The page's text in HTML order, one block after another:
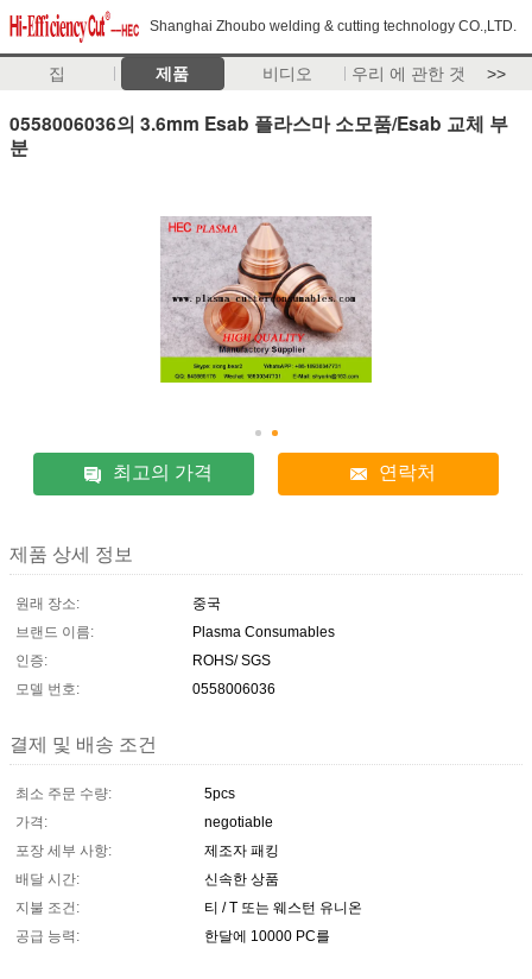
Shanghai Zhoubo welding & cutting technology CO.,LTD.
집 제품 비디오 우리 에 관한 것 >>
0558006036의 3.6mm Esab 플라스마 소모품/Esab 교체 부
분
최고의 가격 연락처
제품 상세 정보
원래 장소:
중국
브랜드 이름:
Plasma Consumables
인증:
ROHS/ SGS
모델 번호:
0558006036
결제 및 배송 조건
최소 주문 수량:
5pcs
가격:
negotiable
포장 세부 사항:
제조자 패킹
배달 시간:
신속한 상품
지불 조건:
티 / T 또는 웨스턴 유니온
공급 능력:
한달에 10000 PC를